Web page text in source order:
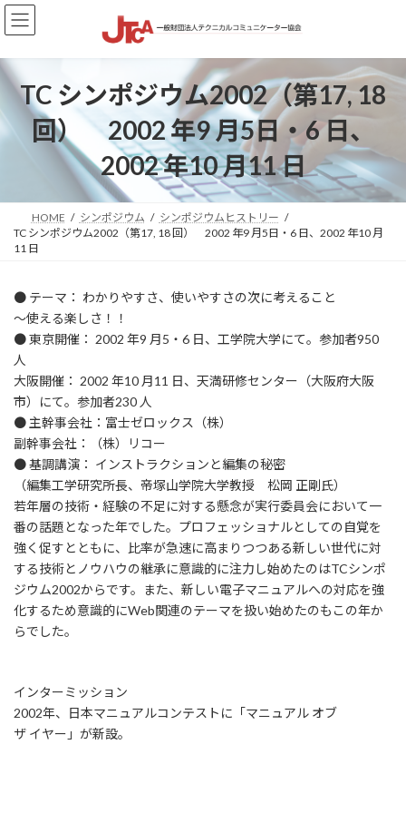
コ
ン
ン
ツ
キ
ナ
ビ
ー
シ
に
TC シンポジウム2002（第17, 18
回） 2002 年9 月5日・6 日、
2002 年10 月11 日
HOME シンポジウム
シンポジウムヒストリー
TC シンポジウム2002（第17, 18 回） 2002 年9 月5日・6 日、2002 年10 月
11 日
● テーマ： わかりやすさ、使いやすさの次に考えること
～使える楽しさ！！
● 東京開催： 2002 年9 月5・6 日、工学院大学にて。参加者950
人
大阪開催： 2002 年10 月11 日、天満研修センター（大阪府大阪
市）にて。参加者230 人
● 主幹事会社：富士ゼロックス（株）
副幹事会社：（株）リコー
● 基調講演： インストラクションと編集の秘密
（編集工学研究所長、帝塚山学院大学教授 松岡 正剛氏）
若年層の技術・経験の不足に対する懸念が実行委員会において一
番の話題となった年でした。プロフェッショナルとしての自覚を
強く促すとともに、比率が急速に高まりつつある新しい世代に対
する技術とノウハウの継承に意識的に注力し始めたのはTCシンポ
ジウム2002からです。また、新しい電子マニュアルへの対応を強
化するため意識的にWeb関連のテーマを扱い始めたのもこの年か
らでした。
インターミッション
2002年、日本マニュアルコンテストに「マニュアル オブ
ザ イヤー」が新設。